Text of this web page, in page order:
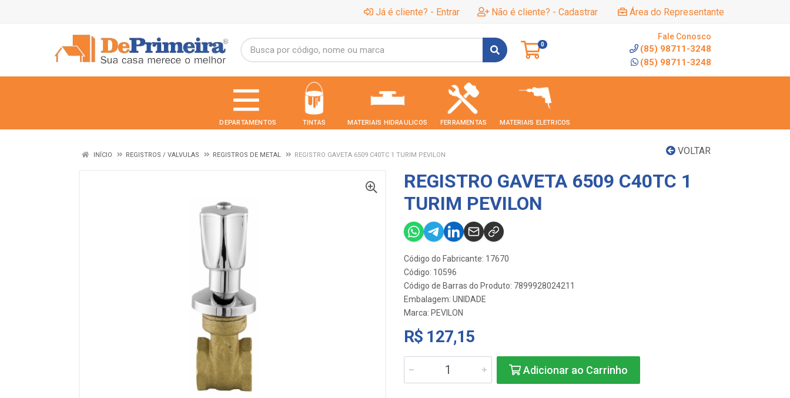
Já é cliente? - Entrar Não é cliente? - Cadastrar Área do Representante
0
Fale Conosco
(85) 98711-3248
(85) 98711-3248
DEPARTAMENTOS TINTAS MATERIAIS HIDRAULICOS FERRAMENTAS MATERIAIS ELETRICOS
VOLTAR
INÍCIO REGISTROS / VALVULAS REGISTROS DE METAL REGISTRO GAVETA 6509 C40TC 1 TURIM PEVILON
REGISTRO GAVETA 6509 C40TC 1
TURIM PEVILON
Código do Fabricante: 17670
Código: 10596
Código de Barras do Produto: 7899928024211
Embalagem: UNIDADE
Marca: PEVILON
R$ 127,15
Adicionar ao Carrinho